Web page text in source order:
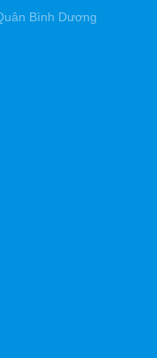
Bình Dương